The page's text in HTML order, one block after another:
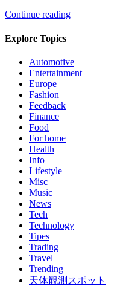
Continue reading
Explore Topics
Automotive
Entertainment
Europe
Fashion
Feedback
Finance
Food
For home
Health
Info
Lifestyle
Misc
Music
News
Tech
Technology
Tipes
Trading
Travel
Trending
天体観測スポット